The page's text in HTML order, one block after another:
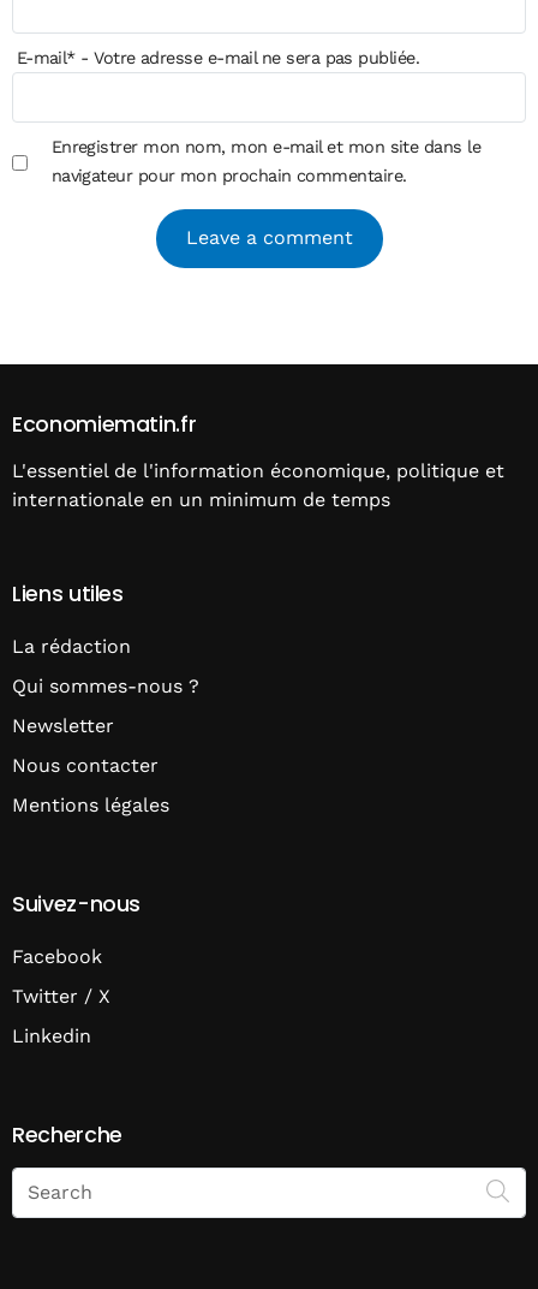
E-mail*- Votre adresse e-mail ne sera pas publiée.
Enregistrer mon nom, mon e-mail et mon site dans le
navigateur pour mon prochain commentaire.
Economiematin.fr
L'essentiel de l'information économique, politique et
internationale en un minimum de temps
Liens utiles
La rédaction
Qui sommes-nous ?
Newsletter
Nous contacter
Mentions légales
Suivez-nous
Facebook
Twitter / X
Linkedin
Recherche
Search
on
Economie